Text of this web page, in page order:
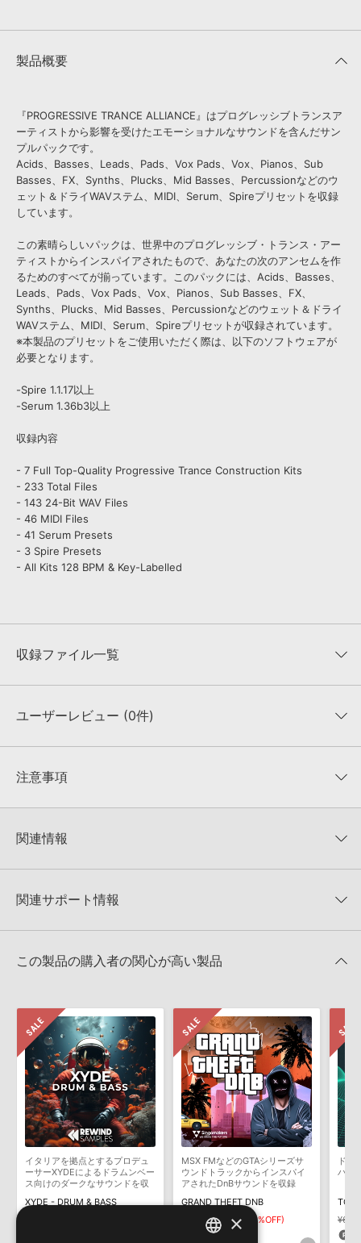
製品概要
『PROGRESSIVE TRANCE ALLIANCE』はプログレッシブトランスア
ーティストから影響を受けたエモーショナルなサウンドを含んだサン
プルパックです。
Acids、Basses、Leads、Pads、Vox Pads、Vox、Pianos、Sub
Basses、FX、Synths、Plucks、Mid Basses、Percussionなどのウ
ェット＆ドライWAVステム、MIDI、Serum、Spireプリセットを収録
しています。
この素晴らしいパックは、世界中のプログレッシブ・トランス・アー
ティストからインスパイアされたもので、あなたの次のアンセムを作
るためのすべてが揃っています。このパックには、Acids、Basses、
Leads、Pads、Vox Pads、Vox、Pianos、Sub Basses、FX、
Synths、Plucks、Mid Basses、Percussionなどのウェット＆ドライ
WAVステム、MIDI、Serum、Spireプリセットが収録されています。
※本製品のプリセットをご使用いただく際は、以下のソフトウェアが
必要となります。
-Spire 1.1.17以上
-Serum 1.36b3以上
収録内容
- 7 Full Top-Quality Progressive Trance Construction Kits
- 233 Total Files
- 143 24-Bit WAV Files
- 46 MIDI Files
- 41 Serum Presets
- 3 Spire Presets
- All Kits 128 BPM & Key-Labelled
収録ファイル一覧
収録ファイル一覧
ユーザーレビュー (0件)
★★★★★
★5
★4
★1
0%
注意事項
KONTAKTフォーマットは、
でお使いいただけます。無償版のKONTAKT PLAYERではお使いい
4GBを超えるデータに関するご注意：
FAT32でフォーマットされた
きます際には、NTFSやHFS＋でフォーマットされたHDDをご用意
いただく必要がございます。
知らせするメールの2通が送信されます。メールに記載されており
ます説明に沿って、製品のダウンロード／導入を行って下さい。
サンプルパック製品には、原則として日本語版操作マニュアルをご
用意しておりません。ご購入後のご不明点や詳細に関するお問い合
わせなどはテクニカルサポート
までご連絡ください。
デモソングは、製品収録サウンドを使ってできることを紹介するた
めのデモンストレーション用の楽曲です。原則として、デモソング
そのものをお使いいただくことはできません。また、デモソングを
構成する全てのサウンドが、サンプルパックに含まれていることを
保証するものではありません。
しかねます。
関連情報
50%OFF！サマーセール！
関連サポート情報
2025.09.16
2022.06.06
2022.06.06
MIDI形式サンプルパックの追加方法
マークのついた情報は、該当する製品のご購入ユーザー様専用となって
おります。ご覧頂くには、該当する製品をご購入頂く必要がございます。
PROGRESSIVE TRANCE ALLIANCEのサポート情報
この製品の購入者の関心が高い製品
イタリアを拠点とするプロデュ
ーサーXYDEによるドラムンベー
ス向けのダークなサウンドを収
XYDE - DRUM & BASS
MSX FMなどのGTAシリーズサ
ウンドトラックからインスパイ
アされたDnBサウンドを収録
GRAND THEFT DNB
¥6,380 ¥4,466(30%OFF)
133pt
ドラ
ハー
×